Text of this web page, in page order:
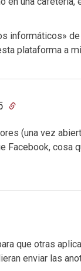
informáticos»
plataforma a
(una vez
Facebook, cosa
que otras
enviar las